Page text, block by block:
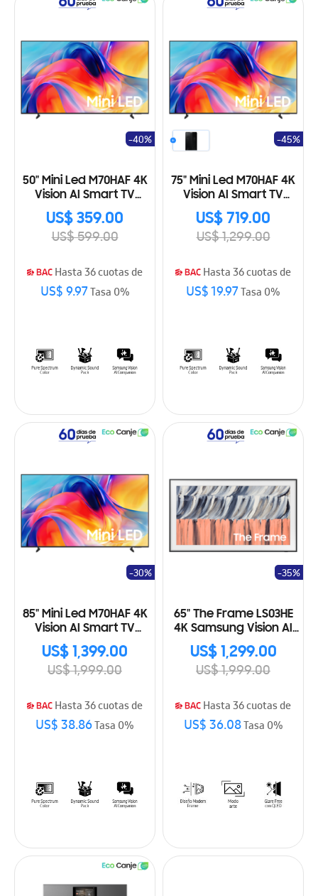
50" Mini Led M70HAF 4K
Vision AI Smart TV
(2026)
US$ 359.00
US$ 599.00
-40%
Hasta 36 cuotas de
US$ 9.97Tasa 0%
75" Mini Led M70HAF 4K
Vision AI Smart TV
(2026)
US$ 719.00
US$ 1,299.00
-45%
Hasta 36 cuotas de
US$ 19.97Tasa 0%
85" Mini Led M70HAF 4K
Vision AI Smart TV
(2026)
US$ 1,399.00
US$ 1,999.00
-30%
Hasta 36 cuotas de
US$ 38.86Tasa 0%
65" The Frame LS03HE
4K Samsung Vision AI
Smart TV (2026)
US$ 1,299.00
US$ 1,999.00
-35%
Hasta 36 cuotas de
US$ 36.08Tasa 0%